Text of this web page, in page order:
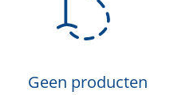
Geen producten